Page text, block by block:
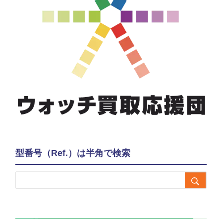
型番号（Ref.）は半角で検索
